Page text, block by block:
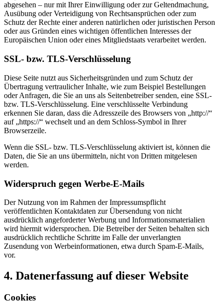
abgesehen – nur mit Ihrer Einwilligung oder zur Geltendmachung,
Ausübung oder Verteidigung von Rechtsansprüchen oder zum
Schutz der Rechte einer anderen natürlichen oder juristischen Person
oder aus Gründen eines wichtigen öffentlichen Interesses der
Europäischen Union oder eines Mitgliedstaats verarbeitet werden.
SSL- bzw. TLS-Verschlüsselung
Diese Seite nutzt aus Sicherheitsgründen und zum Schutz der
Übertragung vertraulicher Inhalte, wie zum Beispiel Bestellungen
oder Anfragen, die Sie an uns als Seitenbetreiber senden, eine SSL-
bzw. TLS-Verschlüsselung. Eine verschlüsselte Verbindung
erkennen Sie daran, dass die Adresszeile des Browsers von „http://“
auf „https://“ wechselt und an dem Schloss-Symbol in Ihrer
Browserzeile.
Wenn die SSL- bzw. TLS-Verschlüsselung aktiviert ist, können die
Daten, die Sie an uns übermitteln, nicht von Dritten mitgelesen
werden.
Widerspruch gegen Werbe-E-Mails
Der Nutzung von im Rahmen der Impressumspflicht
veröffentlichten Kontaktdaten zur Übersendung von nicht
ausdrücklich angeforderter Werbung und Informationsmaterialien
wird hiermit widersprochen. Die Betreiber der Seiten behalten sich
ausdrücklich rechtliche Schritte im Falle der unverlangten
Zusendung von Werbeinformationen, etwa durch Spam-E-Mails,
vor.
4. Datenerfassung auf dieser Website
Cookies